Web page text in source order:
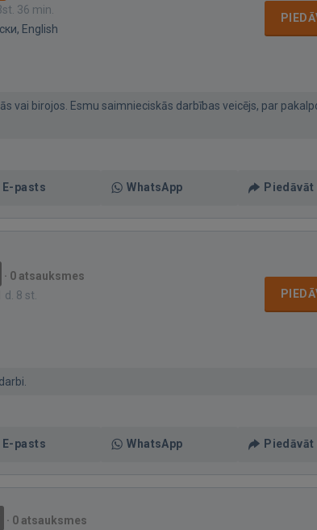
36 min.
English
vai birojos. Esmu saimnieciskās darbības veicējs, par
E-pasts WhatsApp
· 0 atsauksmes
8 st.
E-pasts WhatsApp
· 0 atsauksmes